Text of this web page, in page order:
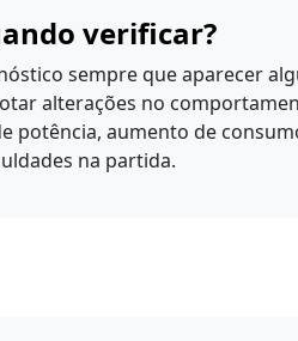
verificar?
sempre que aparecer
alterações no
potência, aumento de
na partida.